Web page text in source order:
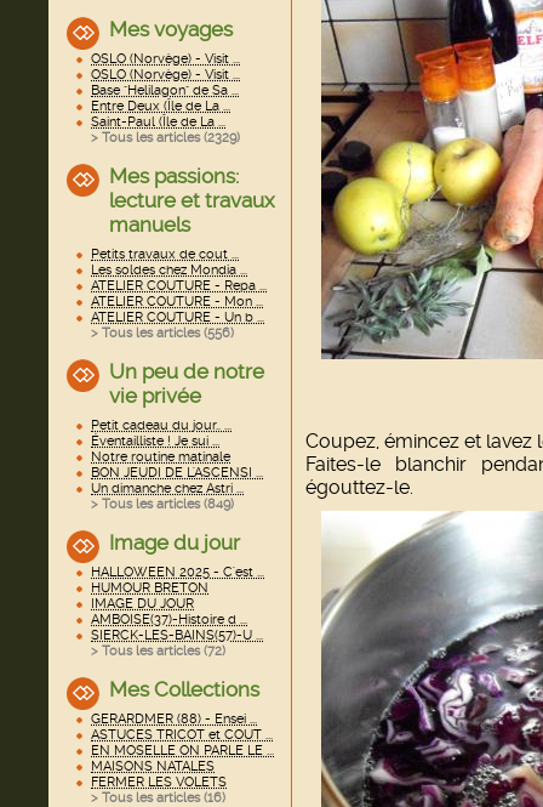
Mes voyages
OSLO (Norvège) - Visit ...
OSLO (Norvège) - Visit ...
Base "Helilagon" de Sa ...
Entre Deux (Île de La ...
Saint-Paul (Île de La ...
> Tous les articles (2329)
Mes passions:
lecture et travaux
manuels
Petits travaux de cout ...
Les soldes chez Mondia ...
ATELIER COUTURE - Repa ...
ATELIER COUTURE - Mon ...
ATELIER COUTURE - Un b ...
> Tous les articles (556)
Un peu de notre
vie privée
Petit cadeau du jour.. ...
Éventailliste ! Je sui ...
Notre routine matinale
BON JEUDI DE L'ASCENSI ...
Un dimanche chez Astri ...
> Tous les articles (849)
Image du jour
HALLOWEEN 2025 - C'est ...
HUMOUR BRETON
IMAGE DU JOUR
AMBOISE(37)-Histoire d ...
SIERCK-LES-BAINS(57)-U ...
> Tous les articles (72)
Mes Collections
GERARDMER (88) - Ensei ...
ASTUCES TRICOT et COUT ...
EN MOSELLE ON PARLE LE ...
MAISONS NATALES
FERMER LES VOLETS
> Tous les articles (16)
Coupez, émincez et lavez
Faites-le blanchir
égouttez-le.